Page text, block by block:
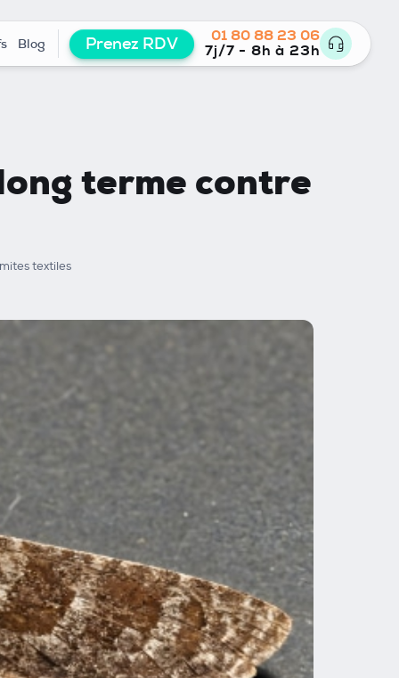
Blog Prenez RDV
01 80 88 23 06
7j/7 - 8h à 23h
terme contre
textiles